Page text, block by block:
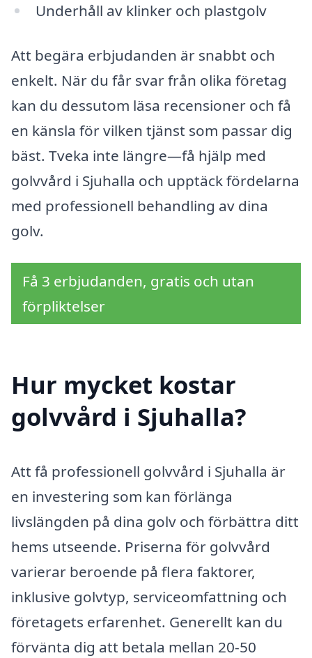
Underhåll av klinker och plastgolv
Att begära erbjudanden är snabbt och
enkelt. När du får svar från olika företag
kan du dessutom läsa recensioner och få
en känsla för vilken tjänst som passar dig
bäst. Tveka inte längre—få hjälp med
golvvård i Sjuhalla och upptäck fördelarna
med professionell behandling av dina
golv.
Få 3 erbjudanden, gratis och utan
förpliktelser
Hur mycket kostar
golvvård i Sjuhalla?
Att få professionell golvvård i Sjuhalla är
en investering som kan förlänga
livslängden på dina golv och förbättra ditt
hems utseende. Priserna för golvvård
varierar beroende på flera faktorer,
inklusive golvtyp, serviceomfattning och
företagets erfarenhet. Generellt kan du
förvänta dig att betala mellan 20-50